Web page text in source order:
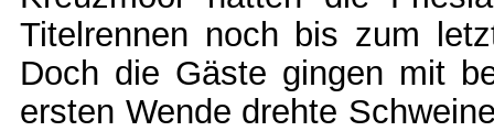
Titelrennen noch bis zum
Doch die Gäste gingen mit
ersten Wende drehte